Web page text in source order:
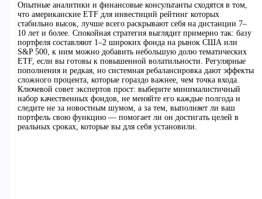
Опытные аналитики и финансовые консультанты сходятся в том,
что американские ETF для инвестиций рейтинг которых
стабильно высок, лучше всего раскрывают себя на дистанции 7–
10 лет и более. Спокойная стратегия выглядит примерно так: базу
портфеля составляют 1–2 широких фонда на рынок США или
S&P 500, к ним можно добавить небольшую долю тематических
ETF, если вы готовы к повышенной волатильности. Регулярные
пополнения и редкая, но системная ребалансировка дают эффекты
сложного процента, которые гораздо важнее, чем точка входа.
Ключевой совет экспертов прост: выберите минималистичный
набор качественных фондов, не меняйте его каждые полгода и
следите не за новостным шумом, а за тем, выполняет ли ваш
портфель свою функцию — помогает ли он достигать целей в
реальных сроках, которые вы для себя установили.